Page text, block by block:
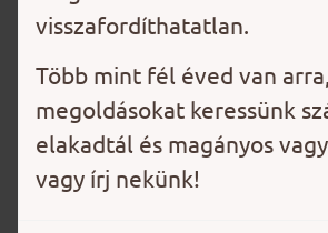
visszafordíthatatlan.
Több mint fél éved van
megoldásokat keressünk
elakadtál és magányos
vagy írj nekünk!